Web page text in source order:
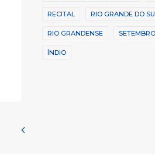
RECITAL RIO GRANDE DO
RIO GRANDENSE SETEMBRO
ÍNDIO